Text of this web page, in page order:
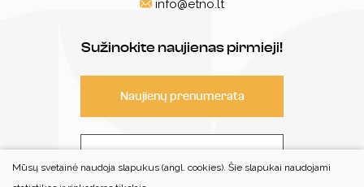
info@etno.lt
Sužinokite naujienas pirmieji!
Naujienų prenumerata
Mūsų svetainė naudoja slapukus (angl. cookies). Šie slapukai naudojami